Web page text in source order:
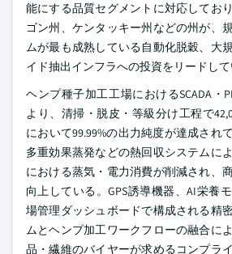
能にする品質セグメントに対応してお
ゴン州、ケンタッキー州などの州が、
ムが最も成熟している自動化脱穀、大
イド抽出インフラへの投資をリードして
ヘンプ種子加工工場におけるSCADA・
より、清掃・脱皮・等級分け工程で
において99.99%の出力純度が達成され
多重効果蒸発などの熱回収システムに
における蒸気・電力消費が削減され、
向上している。GPS誘導機器、AI栄養
場管理ダッシュボードで構成される精
ムとヘンプ加工ワークフローの融合に
品・繊維のバイヤーが求めるコンプラ